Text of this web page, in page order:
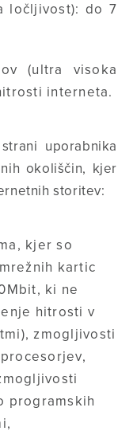
ločljivost): do 7
(ultra visoka
interneta.
uporabnika
okoliščin, kjer
storitev:
kjer so
kartic
ki ne
hitrosti v
zmogljivosti
programskih